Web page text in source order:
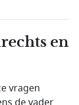
en
vragen